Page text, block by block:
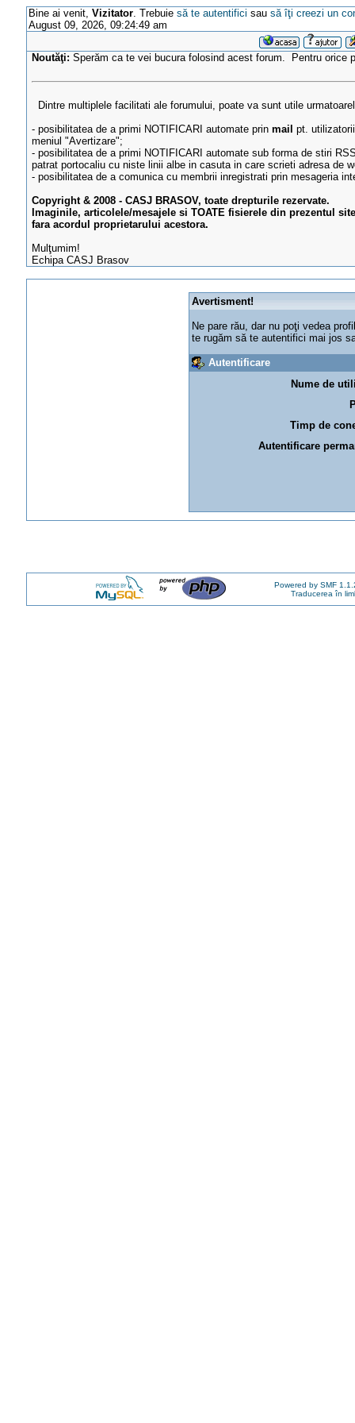
Bine ai venit, Vizitator. Trebuie să te autentifici sau să îţi creezi un
August 09, 2026, 09:24:49 am
Noutăţi: Sperăm ca te vei bucura folosind acest forum. Pentru orice
Dintre multiplele facilitati ale forumului, poate va sunt utile
- posibilitatea de a primi NOTIFICARI automate prinmail pt.
meniul "Avertizare";
- posibilitatea de a primi NOTIFICARI automate sub forma de stiri
patrat portocaliu cu niste linii albe in casuta in care scrieti adresa de
- posibilitatea de a comunica cu membrii inregistrati prin mesageria
Copyright & 2008 - CASJ BRASOV, toate drepturile rezervate.
Imaginile, articolele/mesajele si TOATE fisierele din prezentul
fara acordul proprietarului acestora.
Mulţumim!
Echipa CASJ Brasov
Avertisment!
Ne pare rău, dar nu poţi vedea
te rugăm să te autentifici mai jos
Autentificare
Nume de
Timp de
Autentificare
Powered by SMF
Traducerea în